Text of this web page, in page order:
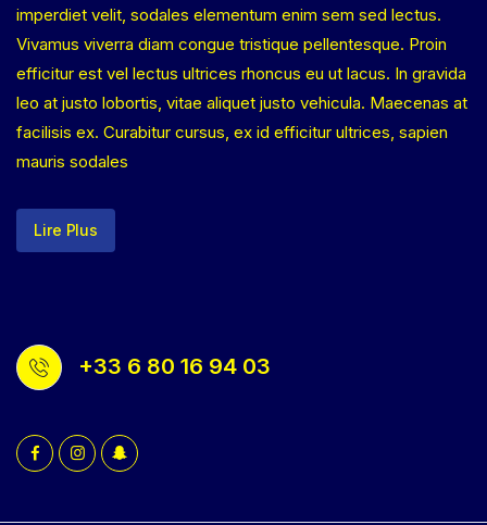
imperdiet velit, sodales elementum enim sem sed lectus.
Vivamus viverra diam congue tristique pellentesque. Proin
efficitur est vel lectus ultrices rhoncus eu ut lacus. In gravida
leo at justo lobortis, vitae aliquet justo vehicula. Maecenas at
facilisis ex. Curabitur cursus, ex id efficitur ultrices, sapien
mauris sodales
Lire Plus
+33 6 80 16 94 03